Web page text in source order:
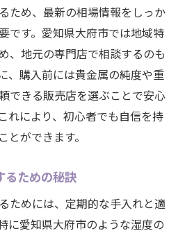
ため、最新の相場情報をしっか
です。愛知県大府市では地域特
、地元の専門店で相談するのも
、購入前には貴金属の純度や重
できる販売店を選ぶことで安心
れにより、初心者でも自信を持
とができます。
るための秘訣
ためには、定期的な手入れと適
に愛知県大府市のような湿度の